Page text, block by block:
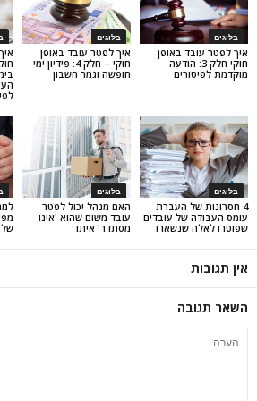
בלוגים
איך לפטר עובד
חוקי – חלק 5:
בימי מחלה ועדכון
העובדים לגבי
בלוגים
איך לפטר עובד באופן
חוקי – חלק 4: פידיון ימי
חופשה וגמר חשבון
הודעה
בלוגים
למה חשוב להימנע
מפיטורי עובדים גם
של קשיים כלכליים
בלוגים
האם מנהל יכול לפטר
עובד משום שהוא 'אינו
מסתדר' איתו
העברת
עובדים